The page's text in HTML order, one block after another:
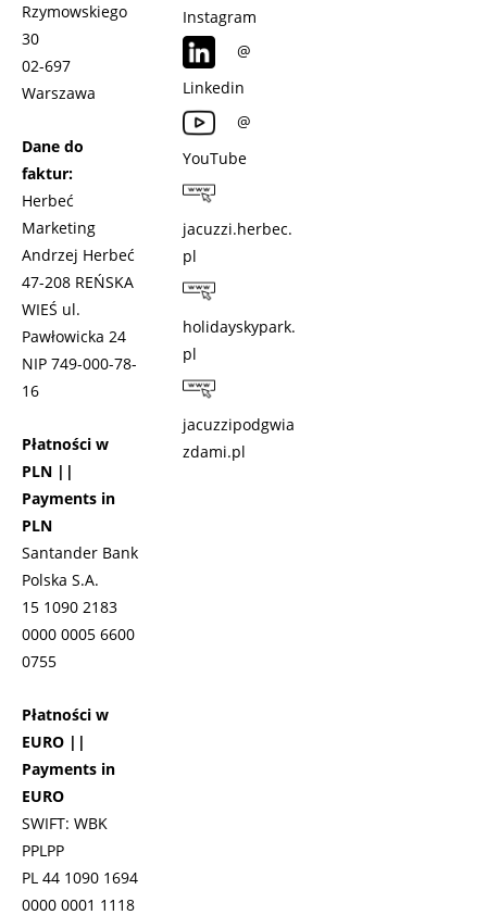
Rzymowskiego
30
02-697
Warszawa
Dane do
faktur:
Herbeć
Marketing
Andrzej Herbeć
47-208 REŃSKA
WIEŚ ul.
Pawłowicka 24
NIP 749-000-78-
16
Płatności w
PLN ||
Payments in
PLN
Santander Bank
Polska S.A.
15 1090 2183
0000 0005 6600
0755
Płatności w
EURO ||
Payments in
EURO
SWIFT: WBK
PPLPP
PL 44 1090 1694
0000 0001 1118
Instagram
@
Linkedin
@
YouTube
jacuzzi.herbec.
pl
holidayskypark.
pl
jacuzzipodgwia
zdami.pl